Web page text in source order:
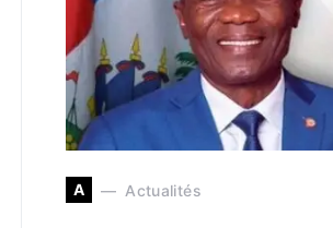
A Actualités